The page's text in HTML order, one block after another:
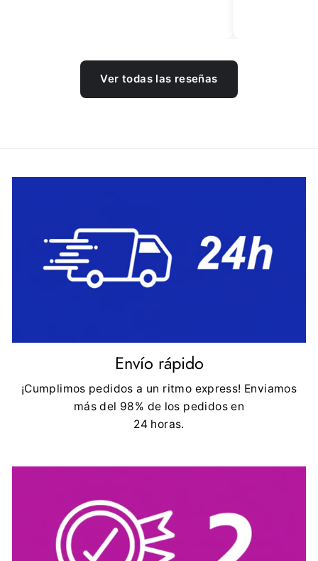
Ver todas las reseñas
Envío rápido
¡Cumplimos pedidos a un ritmo express! Enviamos
más del 98% de los pedidos en
24 horas.